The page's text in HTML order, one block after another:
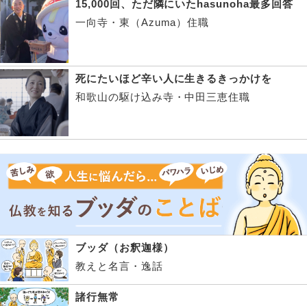
15,000回、ただ隣にいたhasunoha最多回答
一向寺・東（Azuma）住職
死にたいほど辛い人に生きるきっかけを
和歌山の駆け込み寺・中田三恵住職
ブッダ（お釈迦様）
教えと名言・逸話
諸行無常